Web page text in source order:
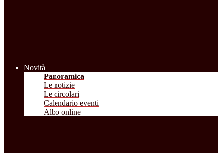
Novità
Panoramica
Le notizie
Le circolari
Calendario eventi
Albo online